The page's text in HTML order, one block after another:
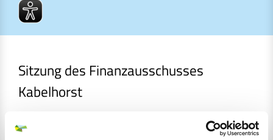
Sitzung des Finanzausschusses Kabelhorst
Sitzung des Finanzausschusses
Kabelhorst
Einladung